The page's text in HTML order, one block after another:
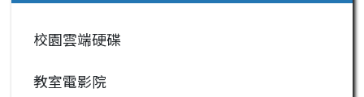
校園雲端硬碟
教室電影院